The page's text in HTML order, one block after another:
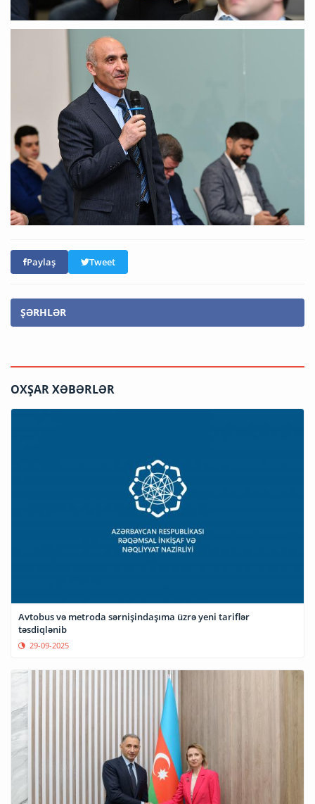
Paylaş Tweet
ŞƏRHLƏR
OXŞAR XƏBƏRLƏR
Avtobus və metroda sərnişindaşıma üzrə yeni tariflər
təsdiqlənib
29-09-2025